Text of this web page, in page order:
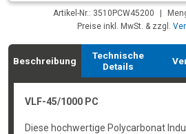
Artikel-Nr.: 3510PCW45200
Preise inkl. MwSt. & zzgl.
Beschreibung
Technische
Details
VLF-45/1000 PC
Diese hochwertige Polycarbonat